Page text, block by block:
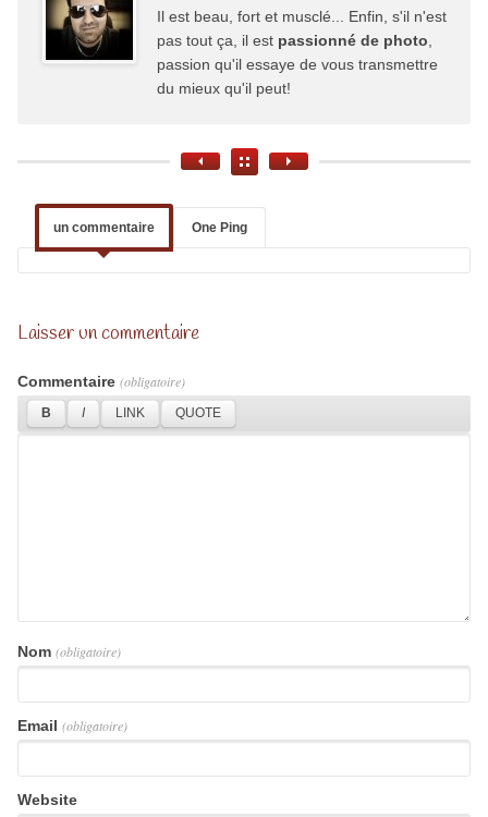
Il est beau, fort et musclé... Enfin, s'il n'est
pas tout ça, il est passionné de photo
passion qu'il essaye de vous transmettre
du mieux qu'il peut!
un commentaire One Ping
Laisser un commentaire
Commentaire (obligatoire)
Nom (obligatoire)
Email (obligatoire)
Website